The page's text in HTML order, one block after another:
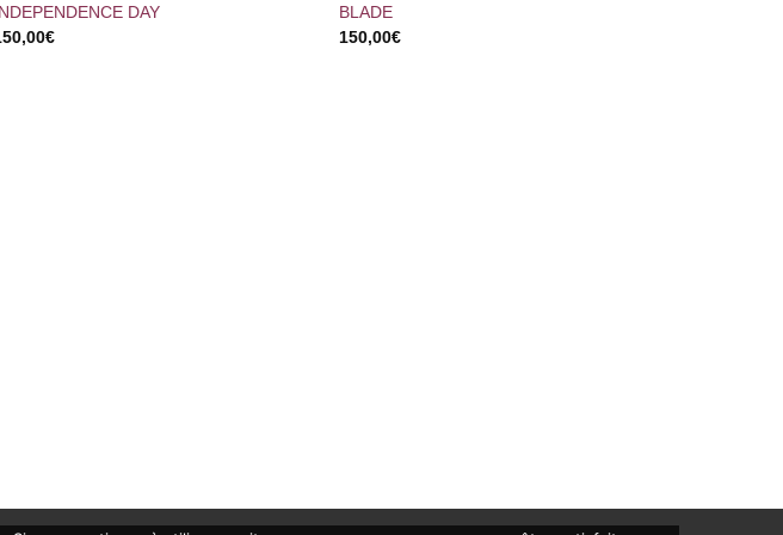
DAY
€
BLADE
150,00€